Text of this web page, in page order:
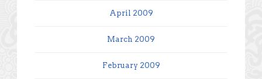
April 2009
March 2009
February 2009